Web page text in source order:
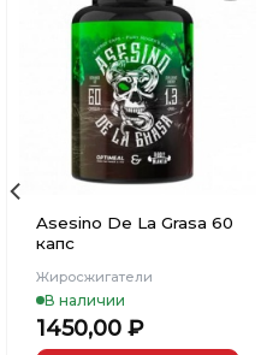
Добавить
Вишлист
Asesino De La Grasa 60
капс
Жиросжигатели
В наличии
1450,00 ₽